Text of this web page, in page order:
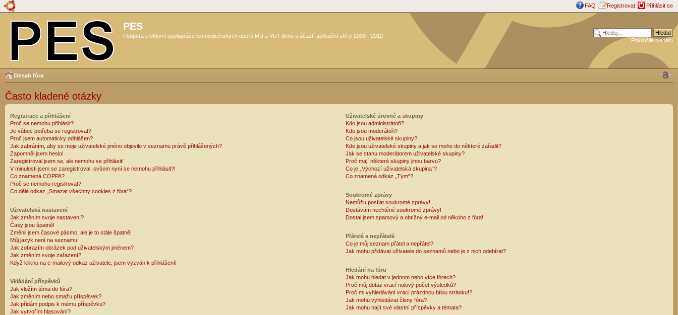
FAQ Registrovat Přihlásit se
PES
Podpora efektivní spolupráce biomedicínských oborů MU a VUT Brno s účastí aplikační sféry 2009 - 2012
Pokročilé hledání
Obsah fóra
Často kladené otázky
Registrace a přihlášení
Proč se nemohu přihlásit?
Je vůbec potřeba se registrovat?
Proč jsem automaticky odhlášen?
Jak zabráním, aby se moje uživatelské jméno objevilo v seznamu právě přihlášených?
Zapomněl jsem heslo!
Zaregistroval jsem se, ale nemohu se přihlásit!
V minulosti jsem se zaregistroval, ovšem nyní se nemohu přihlásit?!
Co znamená COPPA?
Proč se nemohu registrovat?
Co dělá odkaz „Smazat všechny cookies z fóra“?
Uživatelská nastavení
Jak změním svoje nastavení?
Časy jsou špatně!
Změnil jsem časové pásmo, ale je to stále špatně!
Můj jazyk není na seznamu!
Jak zobrazím obrázek pod uživatelským jménem?
Jak změním svoje zařazení?
Když kliknu na e-mailový odkaz uživatele, jsem vyzván k přihlášení!
Vkládání příspěvků
Jak vložím téma do fóra?
Jak změním nebo smažu příspěvek?
Jak přidám podpis k mému příspěvku?
Jak vytvořím hlasování?
Uživatelské úrovně a skupiny
Kdo jsou administrátoři?
Kdo jsou moderátoři?
Co jsou uživatelské skupiny?
Kde jsou uživatelské skupiny a jak se mohu do některé zařadit?
Jak se stanu moderátorem uživatelské skupiny?
Proč mají některé skupiny jinou barvu?
Co je „Výchozí uživatelská skupina“?
Co znamená odkaz „Tým“?
Soukromé zprávy
Nemůžu posílat soukromé zprávy!
Dostávám nechtěné soukromé zprávy!
Dostal jsem spamový a obtížný e-mail od někoho z fóra!
Přátelé a nepřátelé
Co je můj seznam přátel a nepřátel?
Jak mohu přidávat uživatele do seznamů nebo je z nich odebírat?
Hledání na fóru
Jak mohu hledat v jednom nebo více fórech?
Proč můj dotaz vrací nulový počet výsledků?
Proč mi vyhledávání vrací prázdnou bílou stránku!?
Jak mohu vyhledávat členy fóra?
Jak mohu najít své vlastní příspěvky a témata?